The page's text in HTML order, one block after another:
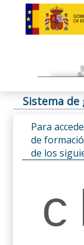
Sistema
Para
de
de los